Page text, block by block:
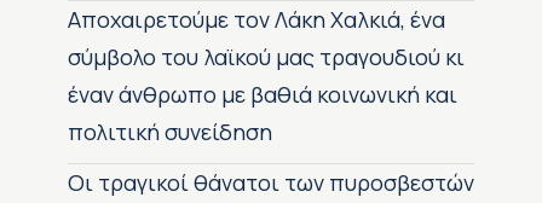
Αποχαιρετούμε τον Λάκη Χαλκιά, ένα
σύμβολο του λαϊκού μας τραγουδιού κι
έναν άνθρωπο με βαθιά κοινωνική και
πολιτική συνείδηση
Οι τραγικοί θάνατοι των πυροσβεστών